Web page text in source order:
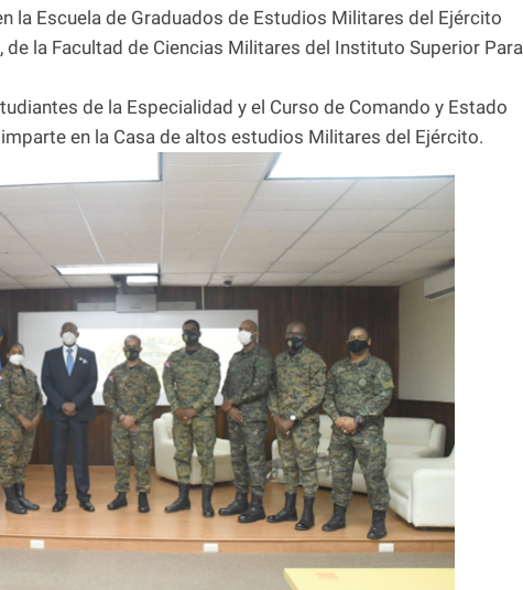
la Escuela de Graduados de Estudios Militares del Ejército
, de la Facultad de Ciencias Militares del Instituto Superior Para
de la Especialidad y el Curso de Comando y Estado
en la Casa de altos estudios Militares del Ejército.